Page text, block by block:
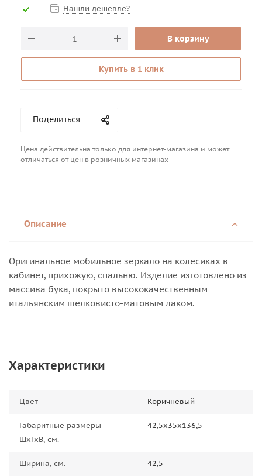
Нашли дешевле?
В корзину
Купить в 1 клик
Поделиться
Цена действительна только для интернет-магазина и может
отличаться от цен в розничных магазинах
Описание
Оригинальное мобильное зеркало на колесиках в
кабинет, прихожую, спальню. Изделие изготовлено из
массива бука, покрыто высококачественным
итальянским шелковисто-матовым лаком.
Характеристики
Цвет Коричневый
Габаритные размеры
ШхГхВ, см.
42,5х35х136,5
Ширина, см. 42,5